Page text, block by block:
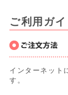
ご利用ガイ
インターネット
す。